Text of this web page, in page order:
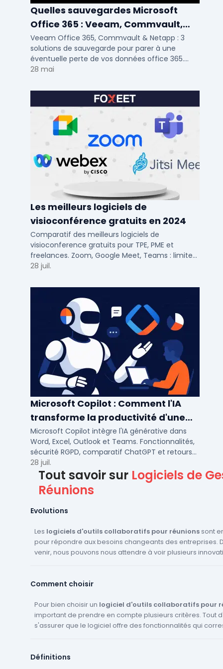
Quelles sauvegardes Microsoft
Office 365 : Veeam, Commvault,
Netapp
Veeam Office 365, Commvault & Netapp : 3
solutions de sauvegarde pour parer à une
éventuelle perte de vos données office 365.
Voici notre ...
28 mai
Les meilleurs logiciels de
visioconférence gratuits en 2024
Comparatif des meilleurs logiciels de
visioconference gratuits pour TPE, PME et
freelances. Zoom, Google Meet, Teams : limites,
participants, fonctions cles pour bien choisir.
28 juil.
Microsoft Copilot : Comment l'IA
transforme la productivité d'une
PME/ETI ?
Microsoft Copilot intègre l'IA générative dans
Word, Excel, Outlook et Teams. Fonctionnalités,
sécurité RGPD, comparatif ChatGPT et retours
concrets pour PME et ETI françaises.
28 juil.
Tout savoir sur Logiciels de
Réunions
Evolutions
Les logiciels d'outils collaboratifs pour réunionssont
pour répondre aux besoins changeants des entreprises.
venir, nous pouvons nous attendre à voir plusieurs
analyser les données des réunions, à identifier les
l'amélioration de la réalité virtuelleet de laréalité
permettre des réunions plus immersives et interactives,
participants sont à distance. De plus, nous devrions voir
Comment choisir
Pour bien choisir un logiciel d'outils collaboratifs pour
important de prendre en compte plusieurs critères. Tout
s'assurer que le logiciel offre des fonctionnalités qui
De même, si vous avez besoin de faire des sondages en
Définitions